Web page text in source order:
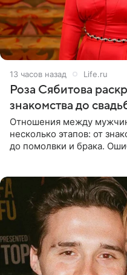
13 часов назад Life.ru
Роза Сябитова
знакомства до
Отношения между
несколько этапов: от
до помолвки и брака.